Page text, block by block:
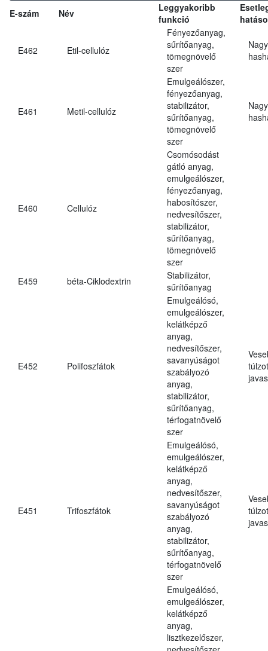
E-szám Név
Leggyakoribb
funkció
E462 Etil-cellulóz
Fényezőanyag,
sűrítőanyag,
tömegnövelő
szer
E461 Metil-cellulóz
Emulgeálószer,
fényezőanyag,
stabilizátor,
sűrítőanyag,
tömegnövelő
szer
E460 Cellulóz
Csomósodást
gátló anyag,
emulgeálószer,
fényezőanyag,
habosítószer,
nedvesítőszer,
stabilizátor,
sűrítőanyag,
tömegnövelő
szer
E459
béta-Ciklodextrin
Stabilizátor,
sűrítőanyag
E452 Polifoszfátok
Emulgeálósó,
emulgeálószer,
kelátképző
anyag,
nedvesítőszer,
savanyúságot
szabályozó
anyag,
stabilizátor,
sűrítőanyag,
térfogatnövelő
szer
E451 Trifoszfátok
Emulgeálósó,
emulgeálószer,
kelátképző
anyag,
nedvesítőszer,
savanyúságot
szabályozó
anyag,
stabilizátor,
sűrítőanyag,
térfogatnövelő
szer
Emulgeálósó,
emulgeálószer,
kelátképző
anyag,
lisztkezelőszer,